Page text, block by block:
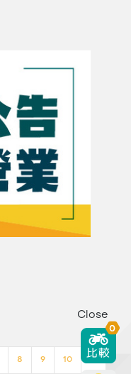
8 9 10 >>
Close
0